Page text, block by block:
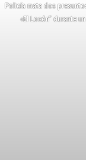
Policía mata dos
«El Locón” durante